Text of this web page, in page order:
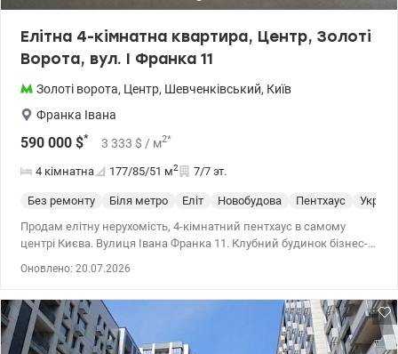
Елітна 4-кімнатна квартира, Центр, Золоті
Ворота, вул. І Франка 11
Золоті ворота, Центр, Шевченківський, Київ
Франка Івана
590 000 $* 3 333 $ / м2*
4 кімнатна 177/85/51 м2 7/7 эт.
Без ремонту Біля метро Еліт Новобудова Пентхаус
Продам елітну нерухомість, 4-кімнатний пентхаус в самому
центрі Києва. Вулиця Івана Франка 11. Клубний будинок бізнес-
паркінг. Квартира розташована на 7 поверсі. Це шикарний
пентхаус площею 177 м кв з неймовірними краєвидами на
чарівні принади Києва. Квартира світла, з панорамними вікнами
Оновлено: 20.07.2026